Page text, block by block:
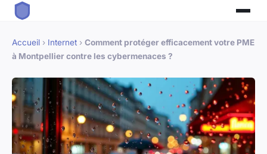
Accueil › Internet › Comment protéger efficacement votre PME
à Montpellier contre les cybermenaces ?